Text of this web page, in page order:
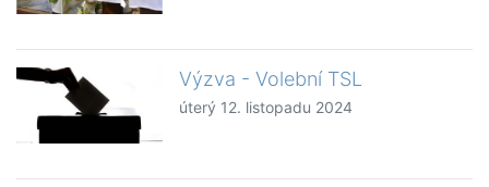
Výzva - Volební TSL
úterý 12. listopadu 2024